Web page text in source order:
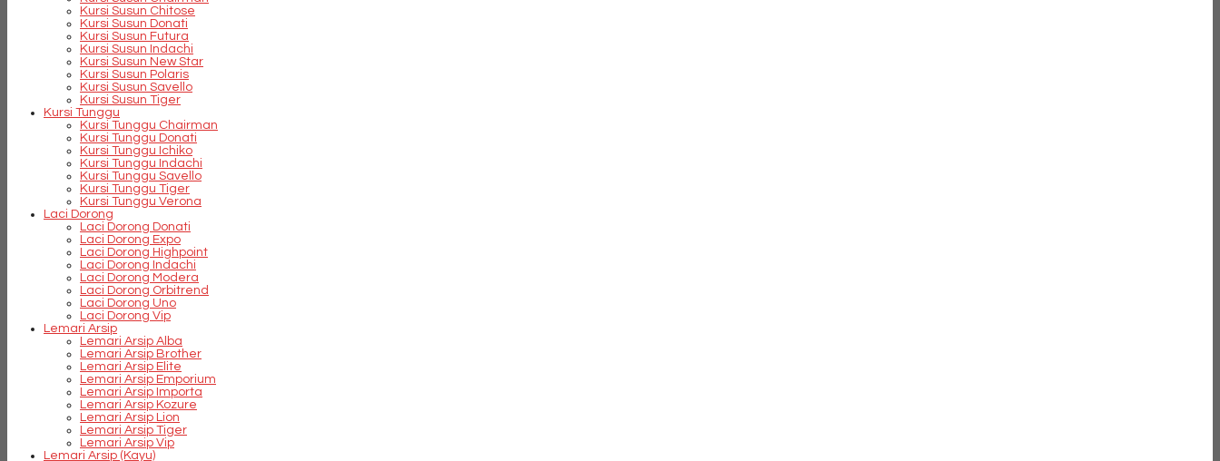
Kursi Susun Chitose
Kursi Susun Donati
Kursi Susun Futura
Kursi Susun Indachi
Kursi Susun New Star
Kursi Susun Polaris
Kursi Susun Savello
Kursi Susun Tiger
Kursi Tunggu
Kursi Tunggu Chairman
Kursi Tunggu Donati
Kursi Tunggu Ichiko
Kursi Tunggu Indachi
Kursi Tunggu Savello
Kursi Tunggu Tiger
Kursi Tunggu Verona
Laci Dorong
Laci Dorong Donati
Laci Dorong Expo
Laci Dorong Highpoint
Laci Dorong Indachi
Laci Dorong Modera
Laci Dorong Orbitrend
Laci Dorong Uno
Laci Dorong Vip
Lemari Arsip
Lemari Arsip Alba
Lemari Arsip Brother
Lemari Arsip Elite
Lemari Arsip Emporium
Lemari Arsip Importa
Lemari Arsip Kozure
Lemari Arsip Lion
Lemari Arsip Tiger
Lemari Arsip Vip
Lemari Arsip (Kayu)